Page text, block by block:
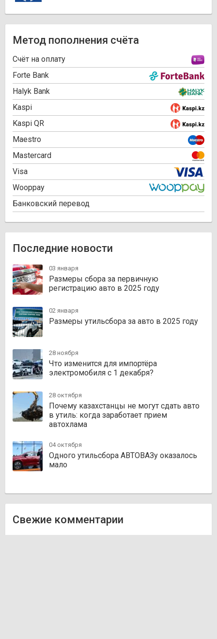
Метод пополнения счёта
Cчёт на оплату
Forte Bank
Halyk Bank
Kaspi
Kaspi QR
Maestro
Mastercard
Visa
Wooppay
Банковский перевод
Последние новости
03 января
Размеры сбора за первичную
регистрацию авто в 2025 году
02 января
Размеры утильсбора за авто в 2025 году
28 ноября
Что изменится для импортёра
электромобиля с 1 декабря?
28 октября
Почему казахстанцы не могут сдать авто
в утиль: когда заработает прием
автохлама
04 октября
Одного утильсбора АВТОВАЗу оказалось
мало
Свежие комментарии